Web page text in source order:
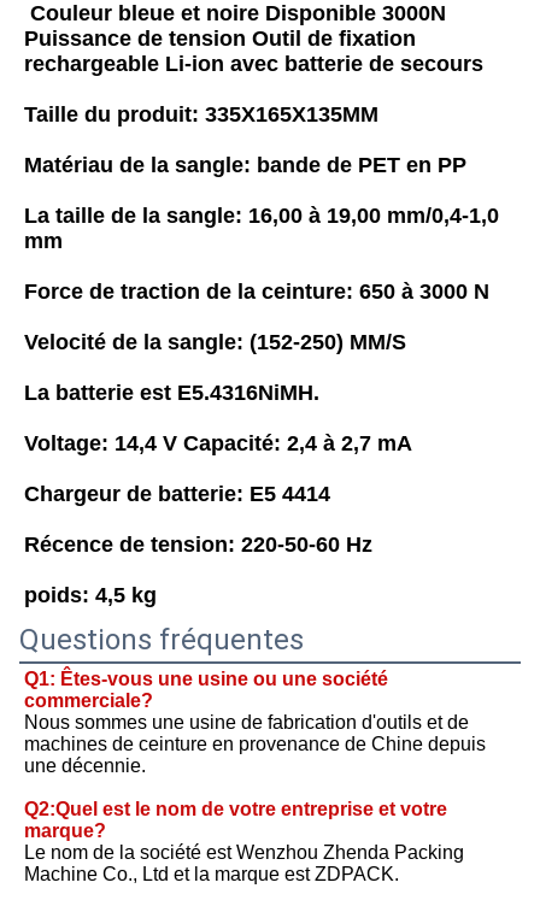
Couleur bleue et noire Disponible 3000N
Puissance de tension Outil de fixation
rechargeable Li-ion avec batterie de secours
Taille du produit: 335X165X135MM
Matériau de la sangle: bande de PET en PP
La taille de la sangle: 16,00 à 19,00 mm/0,4-1,0
mm
Force de traction de la ceinture: 650 à 3000 N
Velocité de la sangle: (152-250) MM/S
La batterie est E5.4316NiMH.
Voltage: 14,4 V Capacité: 2,4 à 2,7 mA
Chargeur de batterie: E5 4414
Récence de tension: 220-50-60 Hz
poids: 4,5 kg
Questions fréquentes
Q1: Êtes-vous une usine ou une société
commerciale?
Nous sommes une usine de fabrication d'outils et de
machines de ceinture en provenance de Chine depuis
une décennie.
Q2:Quel est le nom de votre entreprise et votre
marque?
Le nom de la société est Wenzhou Zhenda Packing
Machine Co., Ltd et la marque est ZDPACK.